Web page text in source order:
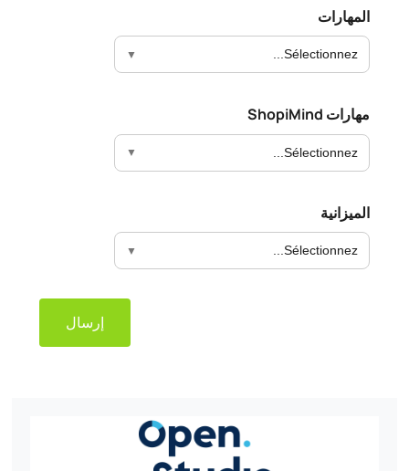
المهارات
Sélectionnez...
مهارات ShopiMind
Sélectionnez...
الميزانية
Sélectionnez...
إرسال